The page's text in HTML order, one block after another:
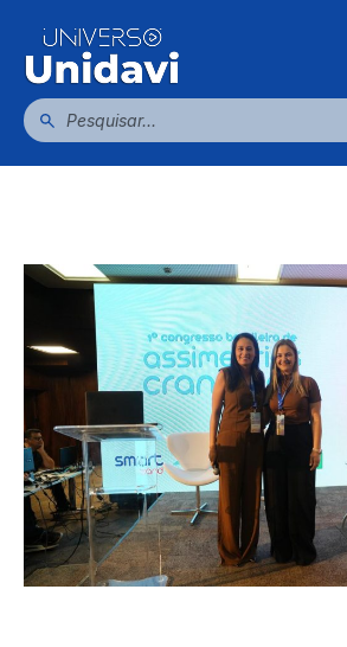
Pesquisas da Unidavi são
Congresso Brasileiro de
Cranianas
Escrito por Universo Unidavi